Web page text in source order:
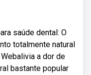
saúde dental: O
totalmente natural
a dor de
bastante popular